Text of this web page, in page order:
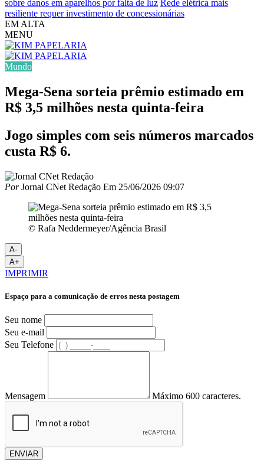
sobre danos em aparelhos por falta de luz Rede elétrica mais
resiliente requer investimento de concessionárias
EM ALTA
MENU
Mundo
Mega-Sena sorteia prêmio estimado em
R$ 3,5 milhões nesta quinta-feira
Jogo simples com seis números marcados
custa R$ 6.
PorJornal CNet Redação Em 25/06/2026 09:07
© Rafa Neddermeyer/Agência Brasil
A-
A+
IMPRIMIR
Espaço para a comunicação de erros nesta postagem
Seu nome
Seu e-mail
Seu Telefone
Mensagem Máximo 600 caracteres.
ENVIAR